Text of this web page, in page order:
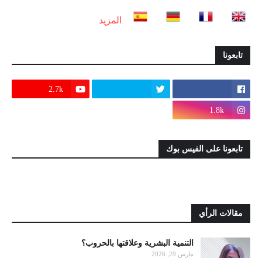
المزيد
تابعونا
2.7k
1.8k
تابعونا على الفيس بوك
مقالات الرأي
التنمية البشرية وعلاقتها بالحروب؟
مارس 29, 2026